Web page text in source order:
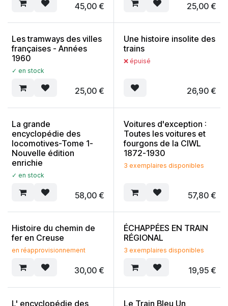
45,00€ 25,00€
Les tramways des villes
françaises - Années
1960
✓ en stock
25,00€
Une histoire insolite des
trains
❌ épuisé
26,90€
La grande
encyclopédie des
locomotives-Tome 1-
Nouvelle édition
enrichie
✓ en stock
58,00€
Voitures d'exception :
Toutes les voitures et
fourgons de la CIWL
1872-1930
3 exemplaires disponibles
57,80€
Histoire du chemin de
fer en Creuse
en réapprovisionnement
30,00€
ÉCHAPPÉES EN TRAIN
RÉGIONAL
3 exemplaires disponibles
19,95€
L' encyclopédie des Le Train Bleu Un